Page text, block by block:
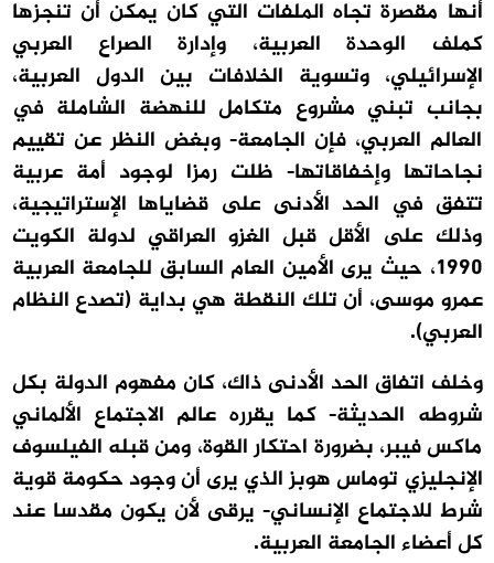
أنها مقصرة تجاه الملفات التي كان يمكن أن تنجزها
كملف الوحدة العربية، وإدارة الصراع العربي
الإسرائيلي، وتسوية الخلافات بين الدول العربية،
بجانب تبني مشروع متكامل للنهضة الشاملة في
العالم العربي، فإن الجامعة- وبغض النظر عن تقييم
نجاحاتها وإخفاقاتها- ظلت رمزا لوجود أمة عربية
تتفق في الحد الأدنى على قضاياها الإستراتيجية،
وذلك على الأقل قبل الغزو العراقي لدولة الكويت
1990، حيث يرى الأمين العام السابق للجامعة العربية
عمرو موسى، أن تلك النقطة هي بداية (تصدع النظام
العربي).
وخلف اتفاق الحد الأدنى ذاك، كان مفهوم الدولة بكل
شروطه الحديثة- كما يقرره عالم الاجتماع الألماني
ماكس فيبر، بضرورة احتكار القوة، ومن قبله الفيلسوف
الإنجليزي توماس هوبز الذي يرى أن وجود حكومة قوية
شرط للاجتماع الإنساني- يرقى لأن يكون مقدسا عند
كل أعضاء الجامعة العربية.